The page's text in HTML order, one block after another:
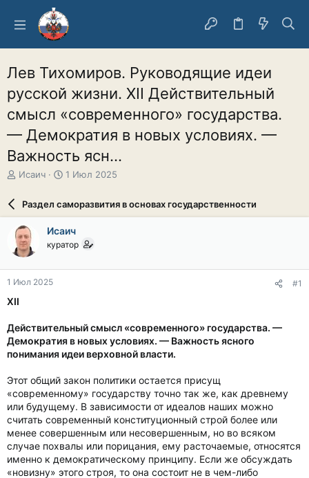
Лев Тихомиров. Руководящие идеи
русской жизни. XII Действительный
смысл «современного» государства.
— Демократия в новых условиях. —
Важность ясн...
А
о
р
т
е
м
ы
Исаич
Д
а
а
ч
л
1 Июл 2025
Раздел саморазвития в основах государственности
Исаич
куратор
1 Июл 2025 #1
XII
Действительный смысл «современного» государства. —
Демократия в новых условиях. — Важность ясного
понимания идеи верховной власти.
Этот общий закон политики остается присущ
«современному» государству точно так же, как древнему
или будущему. В зависимости от идеалов наших можно
считать современный конституционный строй более или
менее совершенным или несовершенным, но во всяком
случае похвалы или порицания, ему расточаемые, относятся
именно к демократическому принципу. Если же обсуждать
«новизну» этого строя, то она состоит не в чем-либо